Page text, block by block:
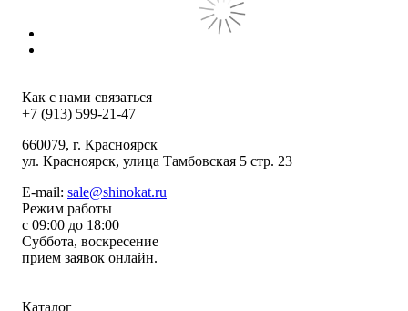
Как с нами связаться
+7 (913) 599-21-47
660079, г. Красноярск
ул. Красноярск, улица Тамбовская 5 стр. 23
E-mail: sale@shinokat.ru
Режим работы
с 09:00 до 18:00
Суббота, воскресение
прием заявок онлайн.
Каталог